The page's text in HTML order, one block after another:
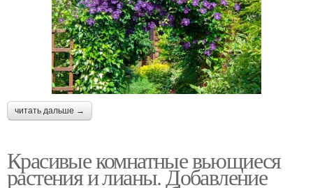
читать дальше →
Красивые комнатные вьющиеся
растения и лианы. Добавление